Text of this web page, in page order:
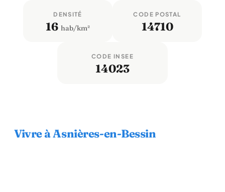
DENSITÉ
16 hab/km²
CODE POSTAL
14710
CODE INSEE
14023
Vivre à Asnières-en-Bessin